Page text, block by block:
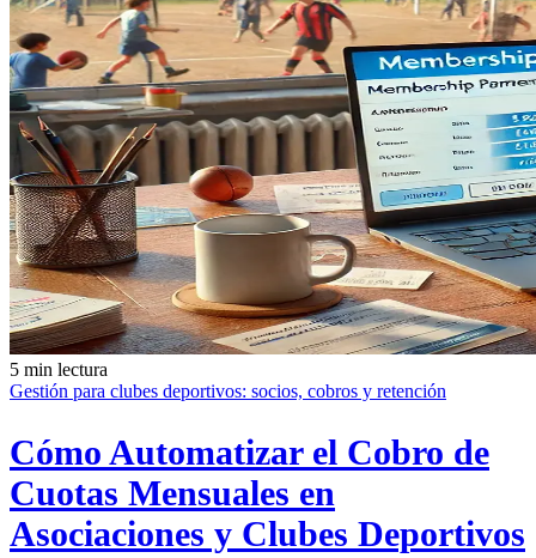
5 min lectura
Gestión para clubes deportivos: socios, cobros y retención
Cómo Automatizar el Cobro de
Cuotas Mensuales en
Asociaciones y Clubes Deportivos